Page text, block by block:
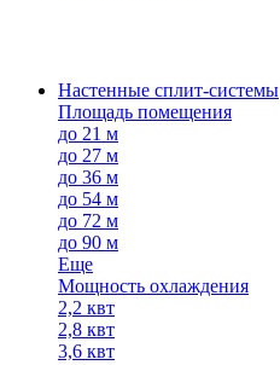
Настенные сплит-системы
Площадь помещения
до 21 м
до 27 м
до 36 м
до 54 м
до 72 м
до 90 м
Еще
Мощность охлаждения
2,2 квт
2,8 квт
3,6 квт